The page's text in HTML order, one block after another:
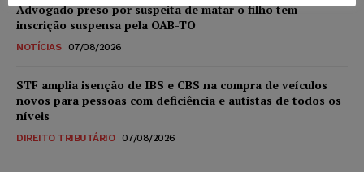
Advogado preso por suspeita de matar o filho tem
inscrição suspensa pela OAB-TO
NOTÍCIAS 07/08/2026
STF amplia isenção de IBS e CBS na compra de veículos
novos para pessoas com deficiência e autistas de todos os
níveis
DIREITO TRIBUTÁRIO 07/08/2026